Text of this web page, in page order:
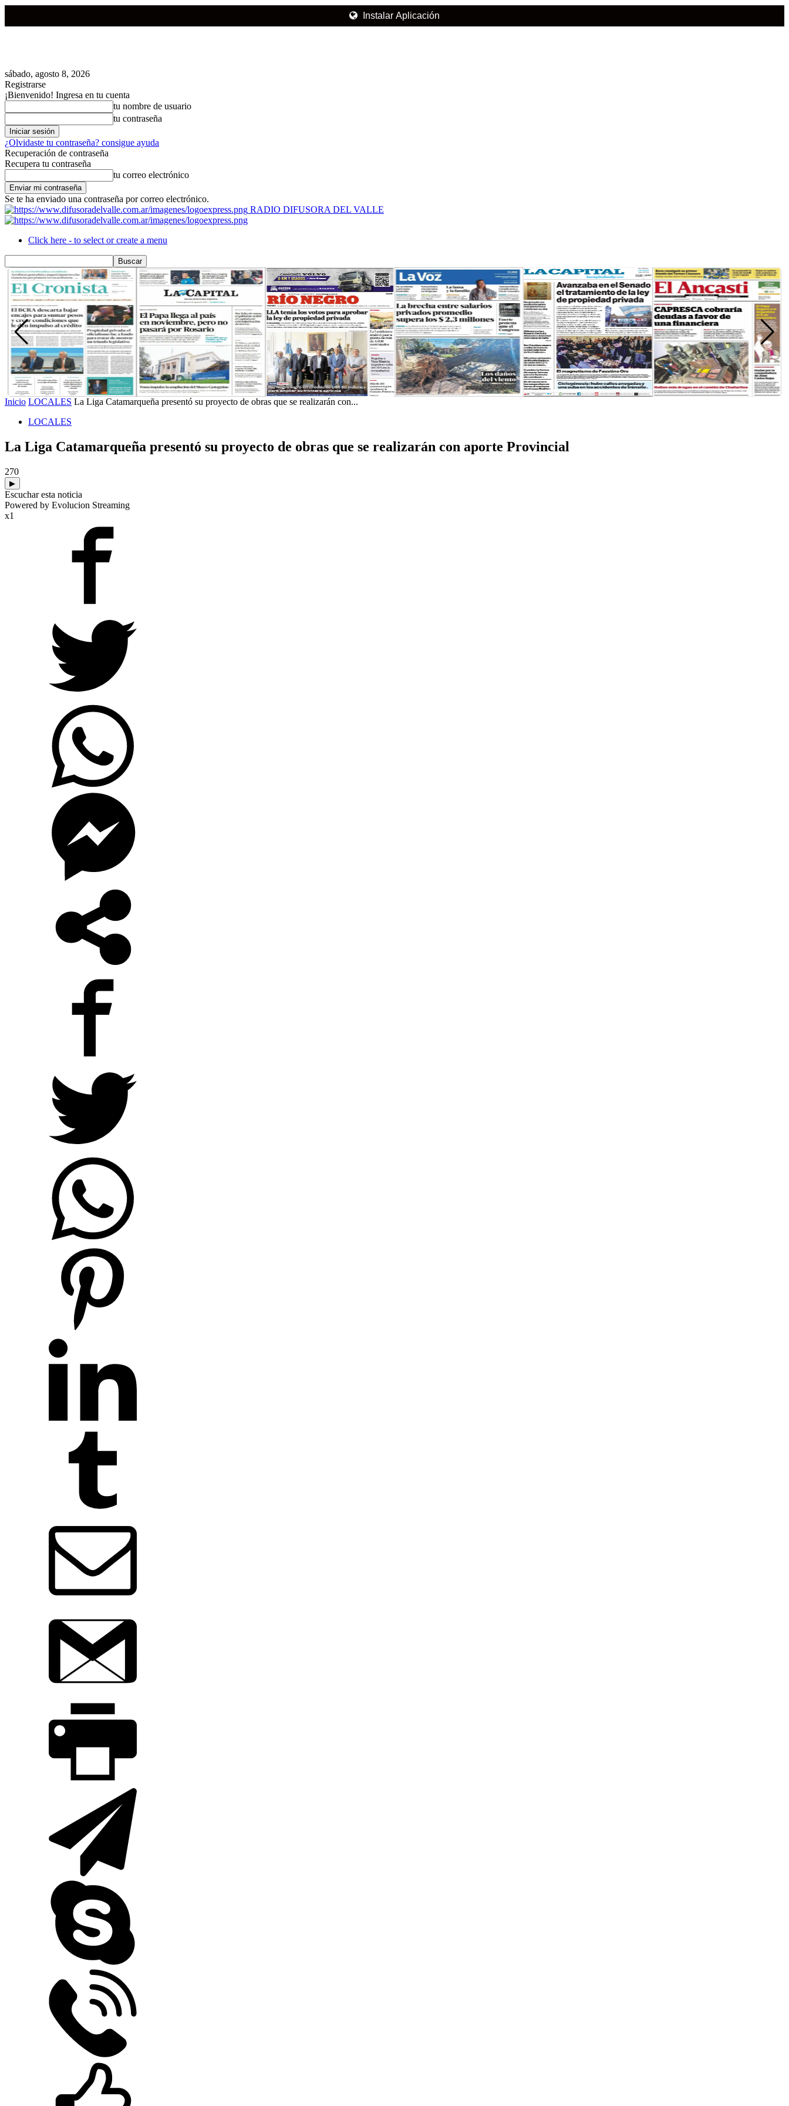
Instalar Aplicación
sábado, agosto 8, 2026
Registrarse
¡Bienvenido! Ingresa en tu cuenta
tu nombre de usuario
tu contraseña
¿Olvidaste tu contraseña? consigue ayuda
Recuperación de contraseña
Recupera tu contraseña
tu correo electrónico
Se te ha enviado una contraseña por correo electrónico.
RADIO DIFUSORA DEL VALLE
Click here - to select or create a menu
Inicio LOCALES La Liga Catamarqueña presentó su proyecto de obras que se realizarán con...
LOCALES
La Liga Catamarqueña presentó su proyecto de obras que se realizarán con aporte Provincial
270
▶
Escuchar esta noticia
Powered by Evolucion Streaming
x1